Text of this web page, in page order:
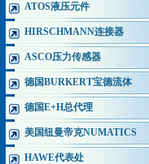
ATOS液压元件
HIRSCHMANN连接器
ASCO压力传感器
德国BURKERT宝德流体
德国E+H总代理
美国纽曼帝克NUMATICS
HAWE代表处